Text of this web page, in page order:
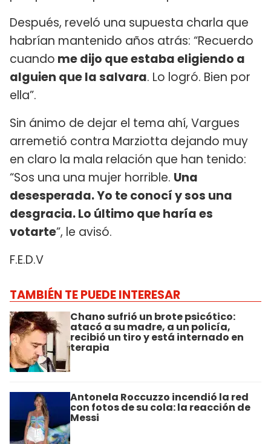
Después, reveló una supuesta charla que
habrían mantenido años atrás: “Recuerdo
cuando me dijo que estaba eligiendo a
alguien que la salvara. Lo logró. Bien por
ella”.
Sin ánimo de dejar el tema ahí, Vargues
arremetió contra Marziotta dejando muy
en claro la mala relación que han tenido:
“Sos una una mujer horrible. Una
desesperada. Yo te conocí y sos una
desgracia. Lo último que haría es
votarte”, le avisó.
F.E.D.V
TAMBIÉN TE PUEDE INTERESAR
Chano sufrió un brote psicótico:
atacó a su madre, a un policía,
recibió un tiro y está internado en
terapia
Antonela Roccuzzo incendió la red
con fotos de su cola: la reacción de
Messi